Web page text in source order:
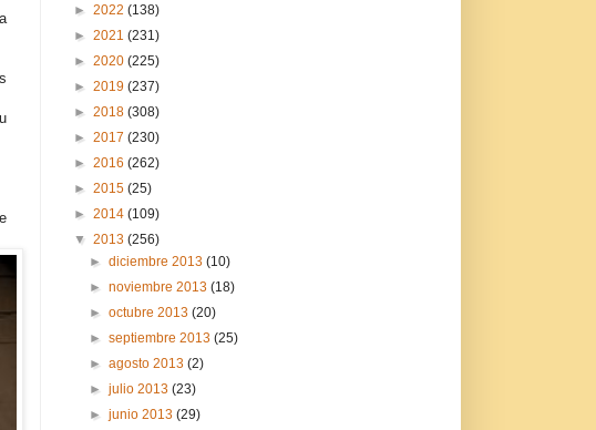
► 2022 (138)
► 2021 (231)
► 2020 (225)
► 2019 (237)
► 2018 (308)
► 2017 (230)
► 2016 (262)
► 2015 (25)
► 2014 (109)
▼ 2013 (256)
►diciembre 2013(10)
►noviembre 2013(18)
►octubre 2013(20)
►septiembre 2013(25)
►agosto 2013(2)
►julio 2013(23)
►junio 2013(29)